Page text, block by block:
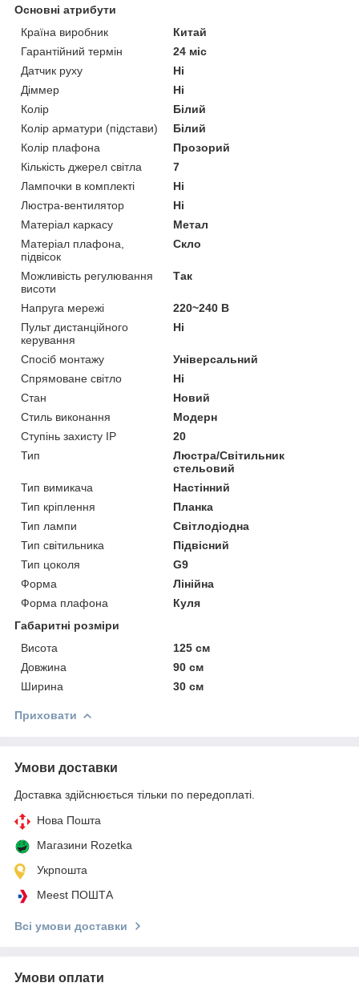
Основні атрибути
Країна виробник
Китай
Гарантійний термін
24 міс
Датчик руху
Ні
Діммер
Ні
Колір
Білий
Колір арматури (підстави)
Білий
Колір плафона
Прозорий
Кількість джерел світла
7
Лампочки в комплекті
Ні
Люстра-вентилятор
Ні
Матеріал каркасу
Метал
Матеріал плафона,
підвісок
Скло
Можливість регулювання
висоти
Так
Напруга мережі
220~240 В
Пульт дистанційного
керування
Ні
Спосіб монтажу
Універсальний
Спрямоване світло
Ні
Стан
Новий
Стиль виконання
Модерн
Ступінь захисту IP
20
Тип
Люстра/Світильник
стельовий
Тип вимикача
Настінний
Тип кріплення
Планка
Тип лампи
Світлодіодна
Тип світильника
Підвісний
Тип цоколя
G9
Форма
Лінійна
Форма плафона
Куля
Габаритні розміри
Висота
125 см
Довжина
90 см
Ширина
30 см
Приховати
Умови доставки
Доставка здійснюється тільки по передоплаті.
Нова Пошта
Магазини Rozetka
Укрпошта
Meest ПОШТА
Всі умови доставки
Умови оплати